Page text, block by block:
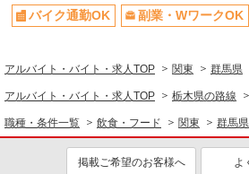
まかない・食事補助
社員登
バイク通勤OK
副業・WワークOK
アルバイト・バイト・求人TOP 関東 群馬県
アルバイト・バイト・求人TOP 栃木県の路線
職種・条件一覧 飲食・フード 関東 群馬県
掲載ご希望のお客様へ よ